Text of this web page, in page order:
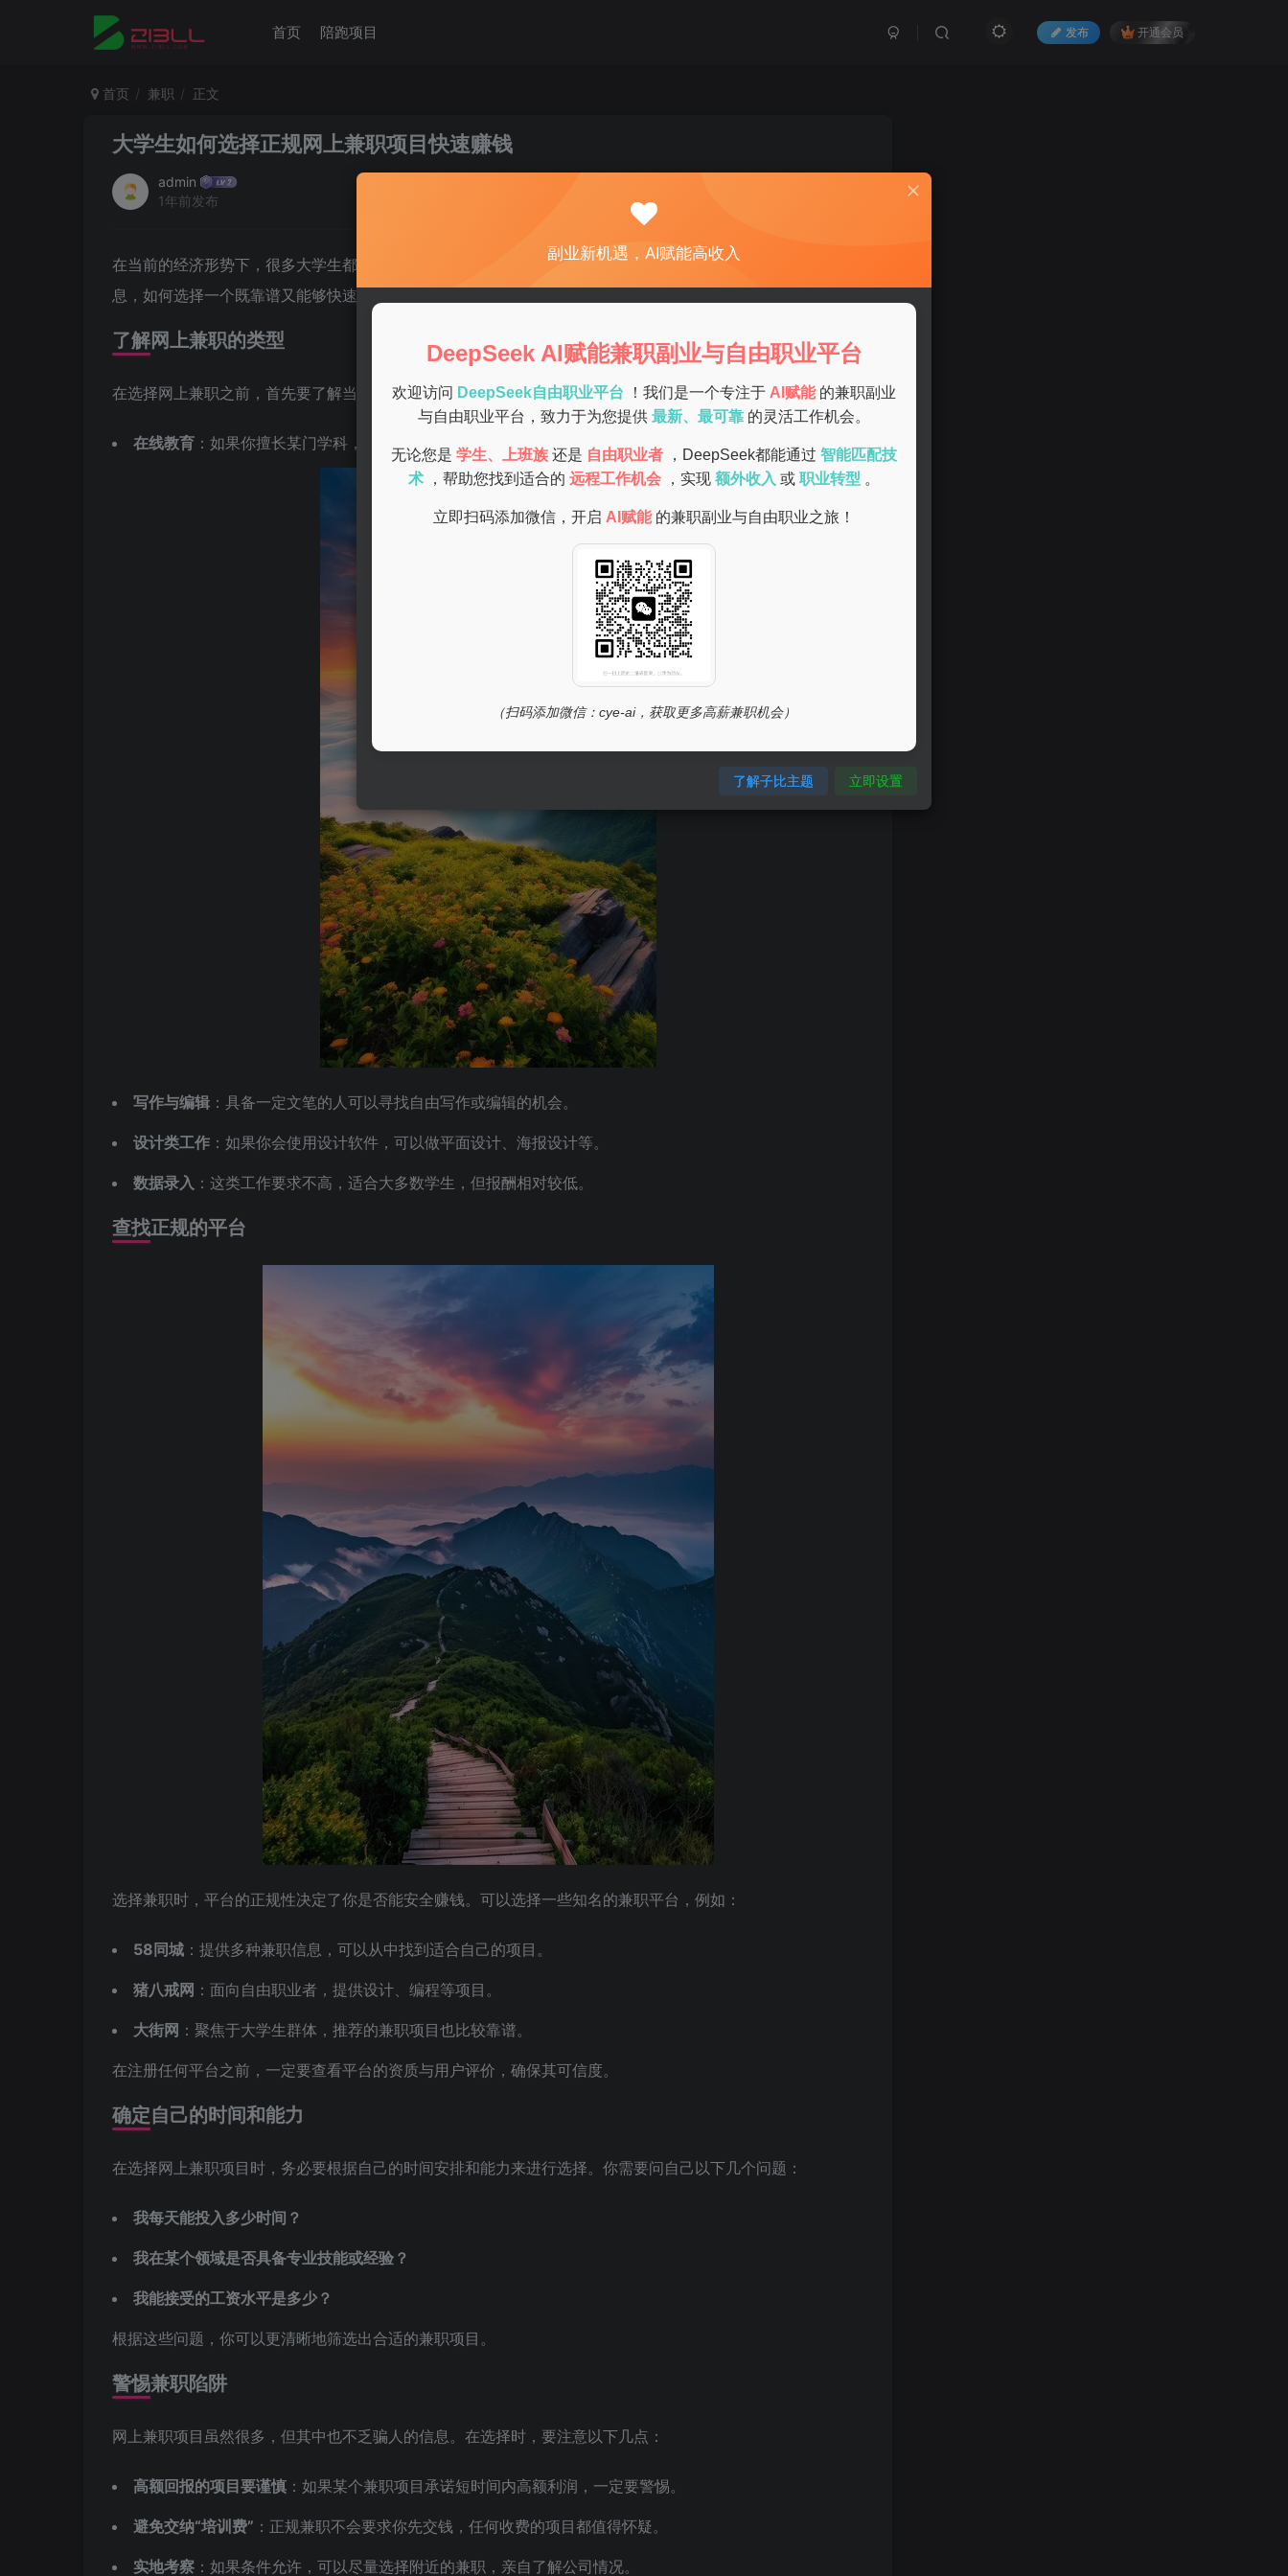
首页 陪跑项目 发布 开通会员
首页 兼职 正文
大学生如何选择正规网上兼职项目快速赚钱
admin
1年前发布
在当前的经济形势下，很多大学生都希望通过兼职来减轻经济压力，增加实践经验。但面对繁杂的网上兼职信
息，如何选择一个既靠谱又能够快速赚钱的项目呢？本文将为你提供一些实用的。
了解网上兼职的类型
在选择网上兼职之前，首先要了解当前市场上有哪些兼职类型。常见的网上兼职项目包括：
在线教育 ：如果你擅长某门学科，可以考虑做线上教师，辅导学生。
写作与编辑 ：具备一定文笔的人可以寻找自由写作或编辑的机会。
设计类工作 ：如果你会使用设计软件，可以做平面设计、海报设计等。
数据录入 ：这类工作要求不高，适合大多数学生，但报酬相对较低。
查找正规的平台
选择兼职时，平台的正规性决定了你是否能安全赚钱。可以选择一些知名的兼职平台，例如：
58同城 ：提供多种兼职信息，可以从中找到适合自己的项目。
猪八戒网 ：面向自由职业者，提供设计、编程等项目。
大街网 ：聚焦于大学生群体，推荐的兼职项目也比较靠谱。
在注册任何平台之前，一定要查看平台的资质与用户评价，确保其可信度。
确定自己的时间和能力
在选择网上兼职项目时，务必要根据自己的时间安排和能力来进行选择。你需要问自己以下几个问题：
我每天能投入多少时间？
我在某个领域是否具备专业技能或经验？
我能接受的工资水平是多少？
根据这些问题，你可以更清晰地筛选出合适的兼职项目。
警惕兼职陷阱
网上兼职项目虽然很多，但其中也不乏骗人的信息。在选择时，要注意以下几点：
高额回报的项目要谨慎 ：如果某个兼职项目承诺短时间内高额利润，一定要警惕。
避免交纳“培训费” ：正规兼职不会要求你先交钱，任何收费的项目都值得怀疑。
实地考察 ：如果条件允许，可以尽量选择附近的兼职，亲自了解公司情况。
副业新机遇，AI赋能高收入
DeepSeek AI赋能兼职副业与自由职业平台
欢迎访问 DeepSeek自由职业平台 ！我们是一个专注于 AI赋能 的兼职副业
与自由职业平台，致力于为您提供 最新、最可靠 的灵活工作机会。
无论您是 学生、上班族 还是 自由职业者 ，DeepSeek都能通过 智能匹配技
术
，帮助您找到适合的 远程工作机会 ，实现 额外收入 或 职业转型 。
立即扫码添加微信，开启 AI赋能 的兼职副业与自由职业之旅！
（扫码添加微信：cye-ai，获取更多高薪兼职机会）
了解子比主题 立即设置